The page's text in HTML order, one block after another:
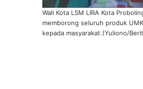
Wali Kota LSM LIRA Kota
memborong seluruh produk
kepada masyarakat.(Yuliono/